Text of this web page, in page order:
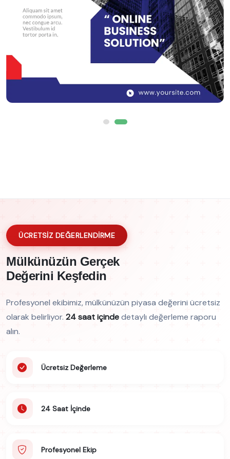
ÜCRETSİZ DEĞERLENDİRME
Mülkünüzün Gerçek
Değerini Keşfedin
Profesyonel ekibimiz, mülkünüzün piyasa değerini ücretsiz
olarak belirliyor. 24 saat içindedetaylı değerleme raporu
alın.
Ücretsiz Değerleme
24 Saat İçinde
Profesyonel Ekip